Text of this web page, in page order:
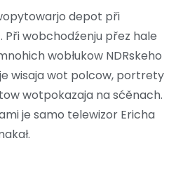
depot při
wobchodźenju přez hale
wobłukow NDRskeho
wisaja wot polcow, portrety
wotpokazaja na sćěnach.
je samo telewizor Ericha